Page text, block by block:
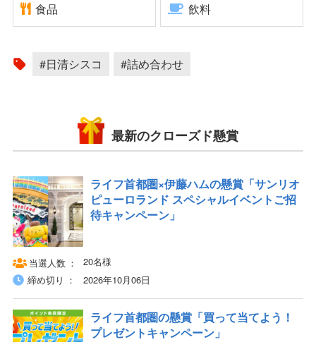
食品 飲料
#日清シスコ #詰め合わせ
最新のクローズド懸賞
ライフ首都圏×伊藤ハムの懸賞「サンリオ
ピューロランド スペシャルイベントご招
待キャンペーン」
当選人数
20名様
締め切り
2026年10月06日
ライフ首都圏の懸賞「買って当てよう！
プレゼントキャンペーン」